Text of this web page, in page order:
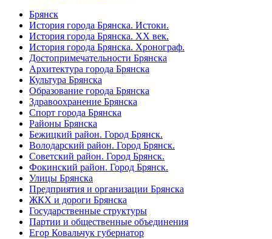
Брянск
История города Брянска. Истоки.
История города Брянска. XX век.
История города Брянска. Хронограф.
Достопримечательности Брянска
Архитектура города Брянска
Культура Брянска
Образование города Брянска
Здравоохранение Брянска
Спорт города Брянска
Районы Брянска
Бежицкий район. Город Брянск.
Володарский район. Город Брянск.
Советский район. Город Брянск.
Фокинский район. Город Брянск.
Улицы Брянска
Предприятия и организации Брянска
ЖКХ и дороги Брянска
Государственные структуры
Партии и общественные объединения
Егор Ковальчук губернатор